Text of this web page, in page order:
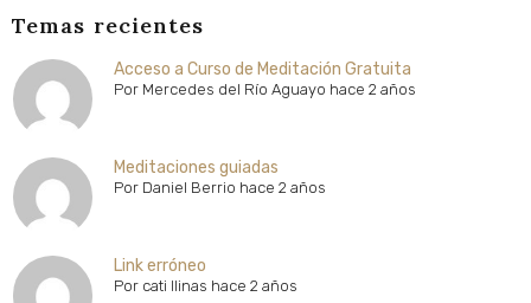
Temas recientes
Acceso a Curso de Meditación Gratuita
Por Mercedes del Río Aguayo hace 2 años
Meditaciones guiadas
Por Daniel Berrio hace 2 años
Link erróneo
Por cati llinas hace 2 años